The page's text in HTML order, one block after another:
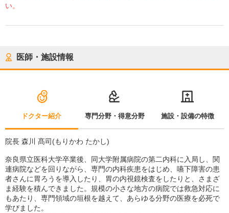
い。
医師・施設情報
ドクター紹介 専門分野・得意分野 施設・設備の特徴
院長 森川 髙司(もりかわ たかし)
奈良県立医科大学卒業後、同大学附属病院の第二内科に入局し、関
連病院などを回りながら、専門の内科疾患をはじめ、嚥下障害の患
者さんに胃ろうを導入したり、胃の内視鏡検査をしたりと、さまざ
ま経験を積んできました。規模の小さな地方の病院では救急対応に
もあたり、専門領域の垣根を越えて、あらゆる分野の医療を必死で
学びました。